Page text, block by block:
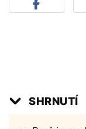
SHRNUTÍ